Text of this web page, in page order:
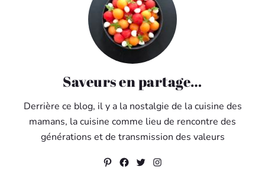
Saveurs en partage…
Derrière ce blog, il y a la nostalgie de la cuisine des
mamans, la cuisine comme lieu de rencontre des
générations et de transmission des valeurs
Pinterest
Facebook
Twitter
Instagram